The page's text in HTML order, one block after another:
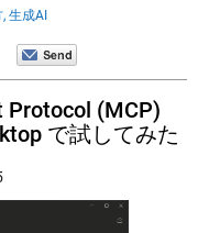
生成AI
Protocol (MCP)
で試してみた